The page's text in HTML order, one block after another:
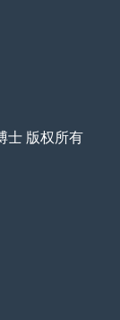
士 版权所有